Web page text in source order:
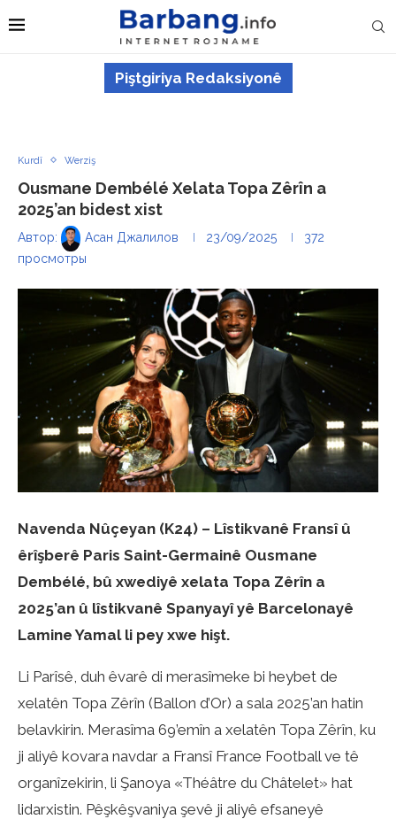
Piştgiriya Redaksiyonê
Kurdî Werziş
Ousmane Dembélé Xelata Topa Zêrîn a
2025’an bidest xist
Автор: Асан Джалилов 23/09/2025
372
просмотры
Navenda Nûçeyan (K24) – Lîstikvanê Fransî û
êrîşberê Paris Saint-Germainê Ousmane
Dembélé, bû xwediyê xelata Topa Zêrîn a
2025’an û lîstikvanê Spanyayî yê Barcelonayê
Lamine Yamal li pey xwe hişt.
Li Parîsê, duh êvarê di merasîmeke bi heybet de
xelatên Topa Zêrîn (Ballon d’Or) a sala 2025’an hatin
belavkirin. Merasîma 69’emîn a xelatên Topa Zêrîn, ku
ji aliyê kovara navdar a Fransî France Football ve tê
organîzekirin, li Şanoya «Théâtre du Châtelet» hat
lidarxistin. Pêşkêşvaniya şevê ji aliyê efsaneyê